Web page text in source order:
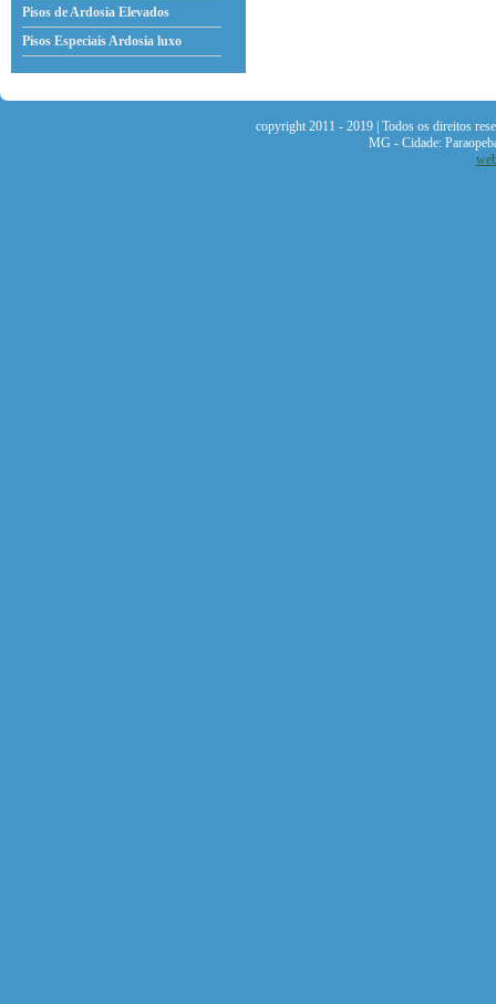
Pisos de Ardosia Elevados
Pisos Especiais Ardosia luxo
copyright 2011 - 2019 | Todos os direitos
MG - Cidade: